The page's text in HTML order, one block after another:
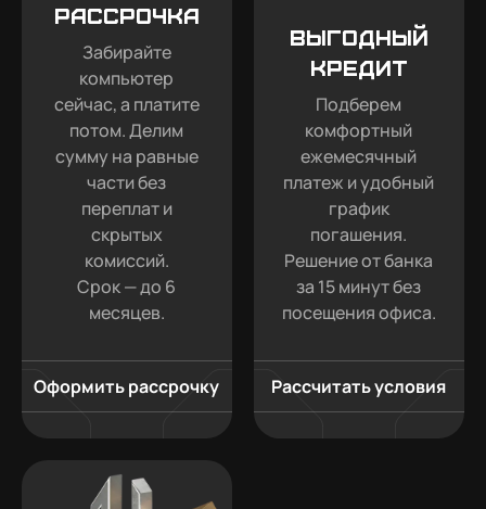
рассрочка
Забирайте
компьютер
сейчас, а платите
потом. Делим
сумму на равные
части без
переплат и
скрытых
комиссий.
Срок — до 6
месяцев.
Оформить рассрочку
Выгодный
кредит
Подберем
комфортный
ежемесячный
платеж и удобный
график
погашения.
Решение от банка
за 15 минут без
посещения офиса.
Рассчитать условия